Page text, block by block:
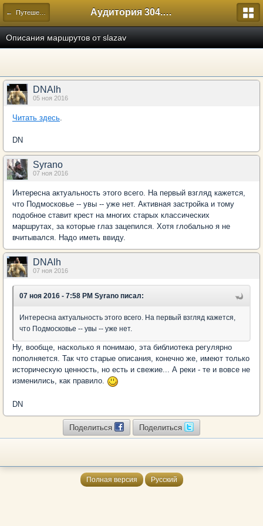
← Путешествия Аудитория 304. История России
Описания маршрутов от slazav
DNAlh
05 ноя 2016
Читать здесь.
DN
Syrano
07 ноя 2016
Интересна актуальность этого всего. На первый взгляд кажется,
что Подмосковье -- увы -- уже нет. Активная застройка и тому
подобное ставит крест на многих старых классических
маршрутах, за которые глаз зацепился. Хотя глобально я не
вчитывался. Надо иметь ввиду.
DNAlh
07 ноя 2016
07 ноя 2016 - 7:58 PM Syrano писал:
Интересна актуальность этого всего. На первый взгляд кажется,
что Подмосковье -- увы -- уже нет.
Ну, вообще, насколько я понимаю, эта библиотека регулярно
пополняется. Так что старые описания, конечно же, имеют только
историческую ценность, но есть и свежие... А реки - те и вовсе не
изменились, как правило.
DN
Поделиться Поделиться
Полная версия Русский